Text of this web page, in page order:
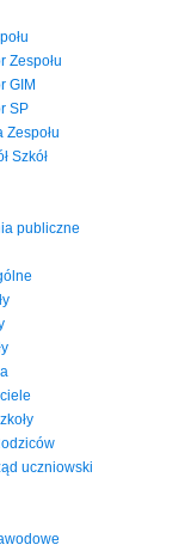
Zespołu
GIM
SP
Zespołu
Szkół
publiczne
uczniowski